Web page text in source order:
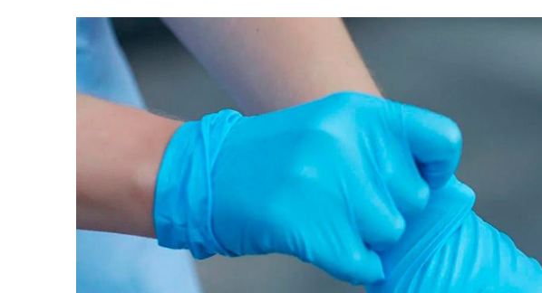
9 Мая — День
Победы!
над